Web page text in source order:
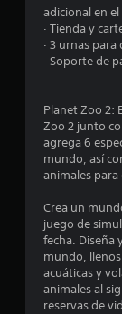
adicional en
· Tienda y
· 3 urnas
· Soporte de
Planet Zoo 2:
Zoo 2 junto
agrega 6
mundo, así
animales
Crea un
juego de
fecha. Diseña
mundo,
acuáticas y
animales al
reservas de